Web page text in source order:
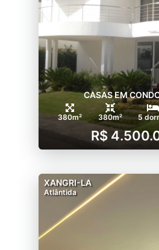
metros
-Deck integrado ao
-Passarela
-Lounge ao ar livre
-Estacionamento.
CASAS EM
380m² 380m² 5
R$
XANGRI-LA
Atlântida